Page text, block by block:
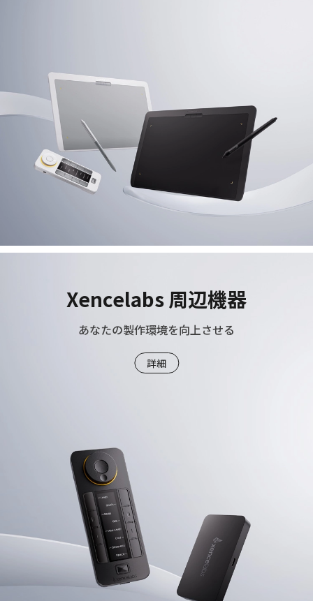
Xencelabs 周辺機器
あなたの製作環境を向上させる
詳細